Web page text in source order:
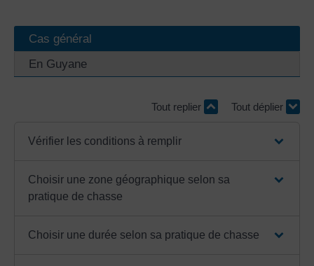
Cas général
En Guyane
Tout replier Tout déplier
Vérifier les conditions à remplir
Choisir une zone géographique selon sa
pratique de chasse
Choisir une durée selon sa pratique de chasse